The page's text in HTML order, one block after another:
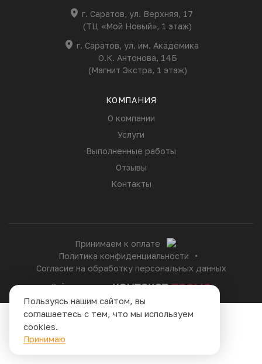
г. Саратов, ул. Верхняя, 17
(ТЦ «Мой Новый», 1 этаж)
г. Саратов, ул. им. Академика
О.К. Антонова, 14Б
(Магнит Экстра, 1 этаж)
КОМПАНИЯ
О компании
Услуги
Выполненные работы
Отзывы
Контакты
Принимаем к оплате
Политика конфиденциальности
Согласие на обработку персональных данных
Сайт сделан в
Пользуясь нашим сайтом, вы
соглашаетесь с тем, что мы используем
cookies.
Принимаю